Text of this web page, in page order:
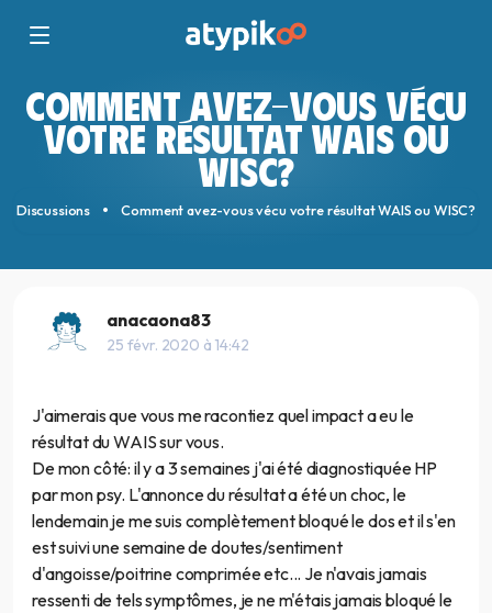
COMMENT AVEZ-VOUS VÉCU
VOTRE RÉSULTAT WAIS OU
WISC?
Discussions Comment avez-vous vécu votre résultat WAIS ou WISC?
anacaona83
25 févr. 2020 à 14:42
J'aimerais que vous me racontiez quel impact a eu le
résultat du WAIS sur vous.
De mon côté: il y a 3 semaines j'ai été diagnostiquée HP
par mon psy. L'annonce du résultat a été un choc, le
lendemain je me suis complètement bloqué le dos et il s'en
est suivi une semaine de doutes/sentiment
d'angoisse/poitrine comprimée etc... Je n'avais jamais
ressenti de tels symptômes, je ne m'étais jamais bloqué le